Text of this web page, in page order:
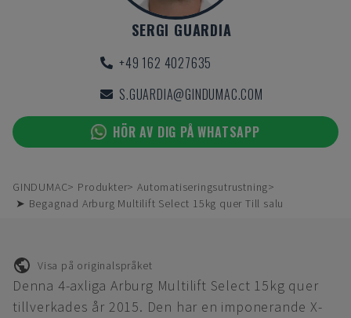
SERGI GUARDIA
+49 162 4027635
S.GUARDIA@GINDUMAC.COM
HÖR AV DIG PÅ WHATSAPP
GINDUMAC Produkter
Automatiseringsutrustning
➤ Begagnad Arburg Multilift Select 15kg quer Till salu
Visa på originalspråket
Denna 4-axliga Arburg Multilift Select 15kg quer
tillverkades år 2015. Den har en imponerande X-